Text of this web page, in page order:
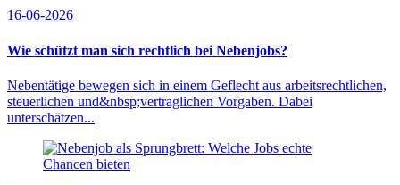
16-06-2026
Wie schützt man sich rechtlich bei Nebenjobs?
Nebentätige bewegen sich in einem Geflecht aus arbeitsrechtlichen,
steuerlichen und&nbsp;vertraglichen Vorgaben. Dabei
unterschätzen...